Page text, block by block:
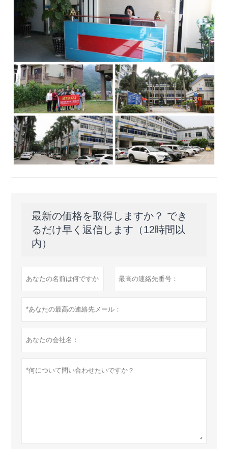
最新の価格を取得しますか？ でき
るだけ早く返信します（12時間以
内）